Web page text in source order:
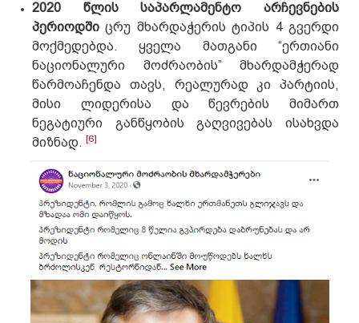
2020 წლის საპარლამენტო არჩევნების
პერიოდში ცრუ მხარდაჭერის ტიპის 4 გვერდი
მოქმედებდა. ყველა მათგანი “ერთიანი
ნაციონალური მოძრაობის” მხარდამჭერად
წარმოაჩენდა თავს, რეალურად კი პარტიის,
მისი ლიდერისა და წევრების მიმართ
ნეგატიური განწყობის გაღვივებას ისახვდა
მიზნად. [6]